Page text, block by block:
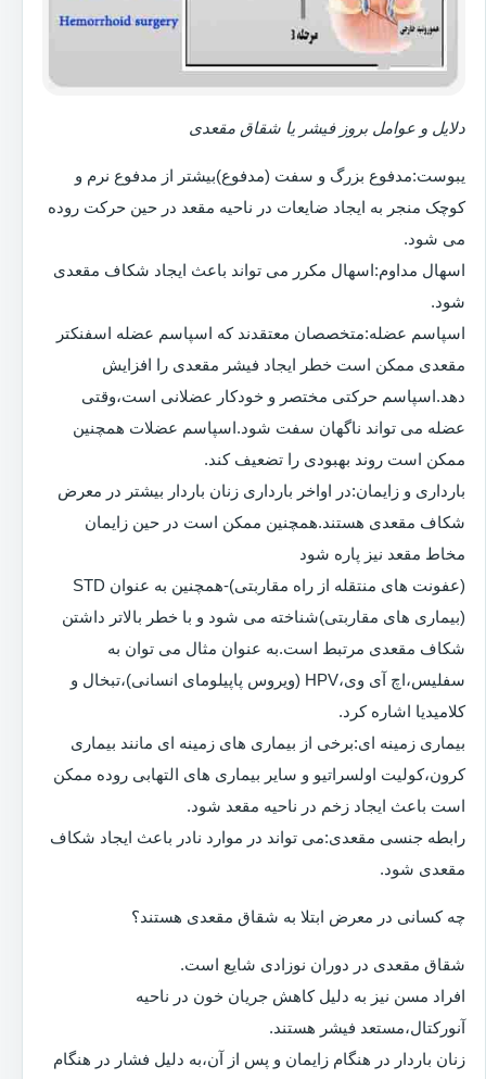
دلایل و عوامل بروز فیشر یا شقاق مقعدی
یبوست:مدفوع بزرگ و سفت (مدفوع)بیشتر از مدفوع نرم و
کوچک منجر به ایجاد ضایعات در ناحیه مقعد در حین حرکت روده
می شود.
اسهال مداوم:اسهال مکرر می تواند باعث ایجاد شکاف مقعدی
شود.
اسپاسم عضله:متخصصان معتقدند که اسپاسم عضله اسفنکتر
مقعدی ممکن است خطر ایجاد فیشر مقعدی را افزایش
دهد.اسپاسم حرکتی مختصر و خودکار عضلانی است،وقتی
عضله می تواند ناگهان سفت شود.اسپاسم عضلات همچنین
ممکن است روند بهبودی را تضعیف کند.
بارداری و زایمان:در اواخر بارداری زنان باردار بیشتر در معرض
شکاف مقعدی هستند.همچنین ممکن است در حین زایمان
مخاط مقعد نیز پاره شود
(عفونت های منتقله از راه مقاربتی)-همچنین به عنوان STD
(بیماری های مقاربتی)شناخته می شود و با خطر بالاتر داشتن
شکاف مقعدی مرتبط است.به عنوان مثال می توان به
سفلیس،اچ آی وی،HPV (ویروس پاپیلومای انسانی)،تبخال و
کلامیدیا اشاره کرد.
بیماری زمینه ای:برخی از بیماری های زمینه ای مانند بیماری
کرون،کولیت اولسراتیو و سایر بیماری های التهابی روده ممکن
است باعث ایجاد زخم در ناحیه مقعد شود.
رابطه جنسی مقعدی:می تواند در موارد نادر باعث ایجاد شکاف
مقعدی شود.
چه کسانی در معرض ابتلا به شقاق مقعدی هستند؟
شقاق مقعدی در دوران نوزادی شایع است.
افراد مسن نیز به دلیل کاهش جریان خون در ناحیه
آنورکتال،مستعد فیشر هستند.
زنان باردار در هنگام زایمان و پس از آن،به دلیل فشار در هنگام